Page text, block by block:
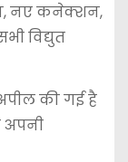
नए कनेक्शन,
विद्युत
की गई है
अपनी